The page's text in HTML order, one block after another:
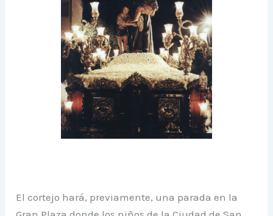
El cortejo hará, previamente, una parada en la